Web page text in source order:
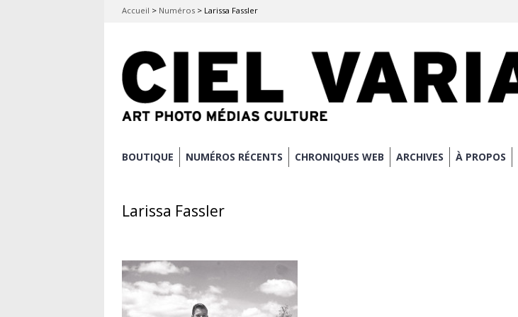
Accueil > Numéros > Larissa Fassler
Aller
principal
BOUTIQUE NUMÉROS RÉCENTS CHRONIQUES WEB ARCHIVES À PROPOS
Larissa Fassler